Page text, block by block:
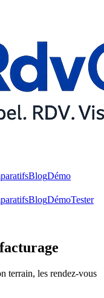
BlogDémo
BlogDémoTester
terrain, les rendez-vous